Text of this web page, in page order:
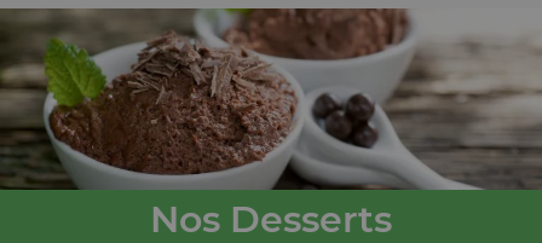
Nos Desserts